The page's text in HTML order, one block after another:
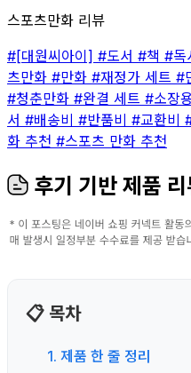
스포츠만화 리뷰
#[대원씨아이] #도서 #책 #독
츠만화 #만화 #재정가 세트 #
#청춘만화 #완결 세트 #소장
서 #배송비 #반품비 #교환비
화 추천 #스포츠 만화 추천
후기 기반 제품 리
📋 목차
1. 제품 한 줄 정리